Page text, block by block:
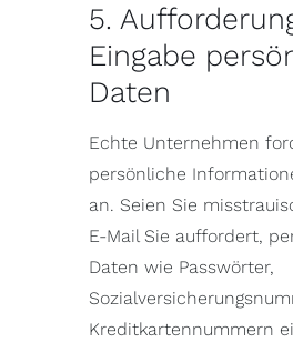
5.
Eingabe
Daten
Echte Unternehmen
persönliche
an. Seien Sie
E-Mail Sie auffordert,
Daten wie Passwörter,
Kreditkartennummern